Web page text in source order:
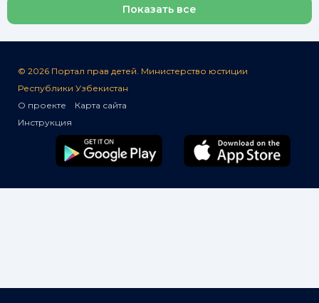
Показать все
© 2026 Портал прав детей. Министерство юстиции
Республики Узбекистан
О проекте
Карта сайта
Инструкция